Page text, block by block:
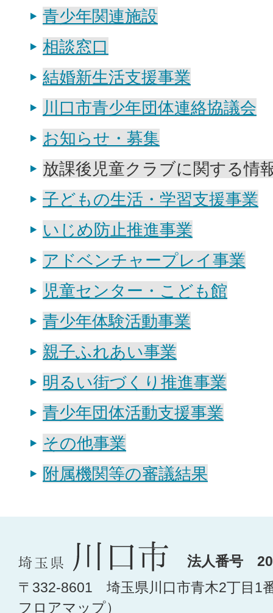
青少年関連施設
相談窓口
結婚新生活支援事業
川口市青少年団体連絡協議会
お知らせ・募集
放課後児童クラブに関する情
子どもの生活・学習支援事業
いじめ防止推進事業
アドベンチャープレイ事業
児童センター・こども館
青少年体験活動事業
親子ふれあい事業
明るい街づくり推進事業
青少年団体活動支援事業
その他事業
附属機関等の審議結果
法人番号
〒332-8601 埼玉県川口市青木2丁目1
フロアマップ）